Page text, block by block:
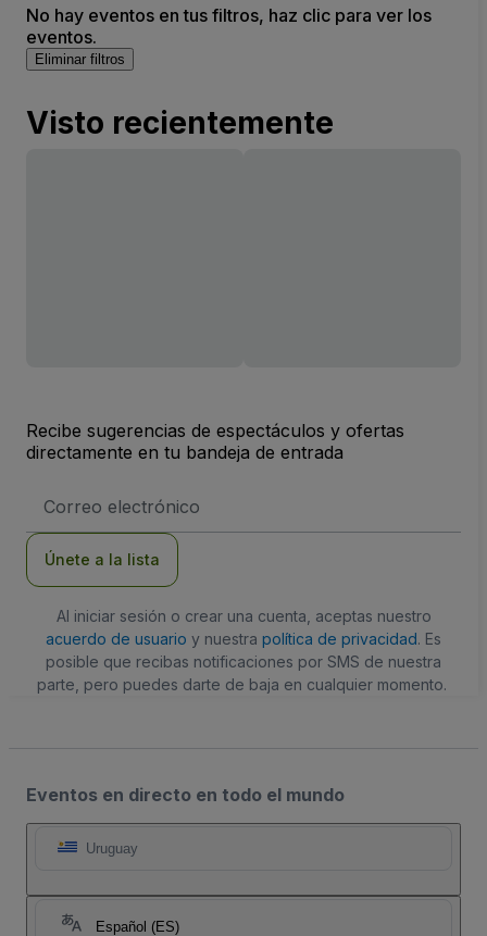
No hay eventos en tus filtros, haz clic para ver los
eventos.
Eliminar filtros
Visto recientemente
Recibe sugerencias de espectáculos y ofertas
directamente en tu bandeja de entrada
de
Únete a la lista
Al iniciar sesión o crear una cuenta, aceptas nuestro
acuerdo de usuario y nuestra política de privacidad. Es
posible que recibas notificaciones por SMS de nuestra
parte, pero puedes darte de baja en cualquier momento.
Eventos en directo en todo el mundo
Uruguay
Español (ES)